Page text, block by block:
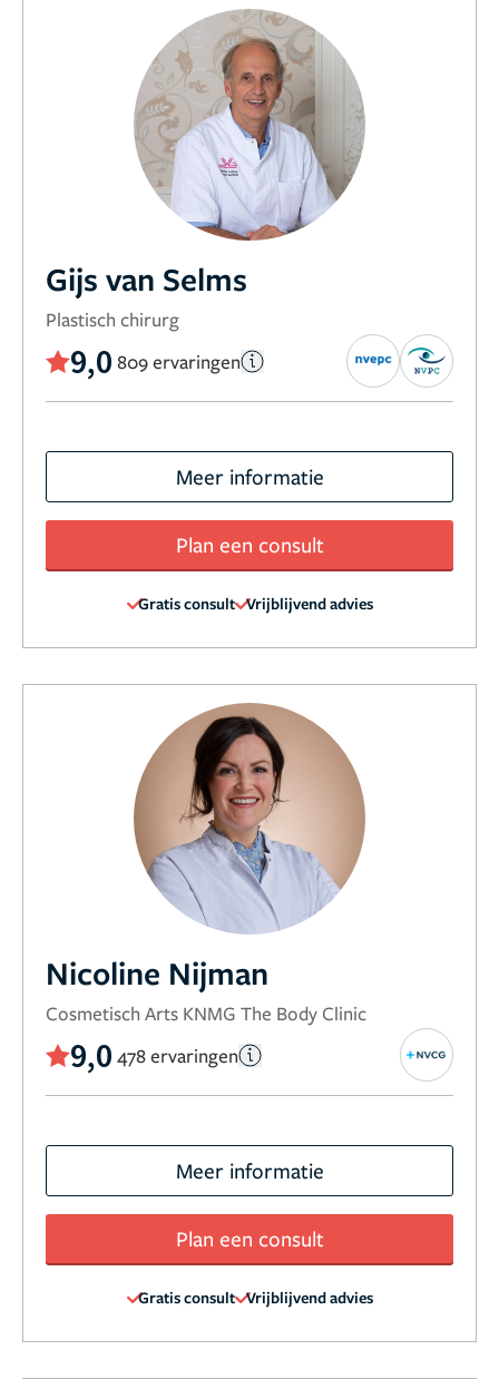
Gijs van Selms
Plastisch chirurg
9,0 809 ervaringen
Meer informatie
Plan een consult
Gratis consult Vrijblijvend advies
Nicoline Nijman
Cosmetisch Arts KNMG The Body Clinic
9,0 478 ervaringen
Meer informatie
Plan een consult
Gratis consult Vrijblijvend advies